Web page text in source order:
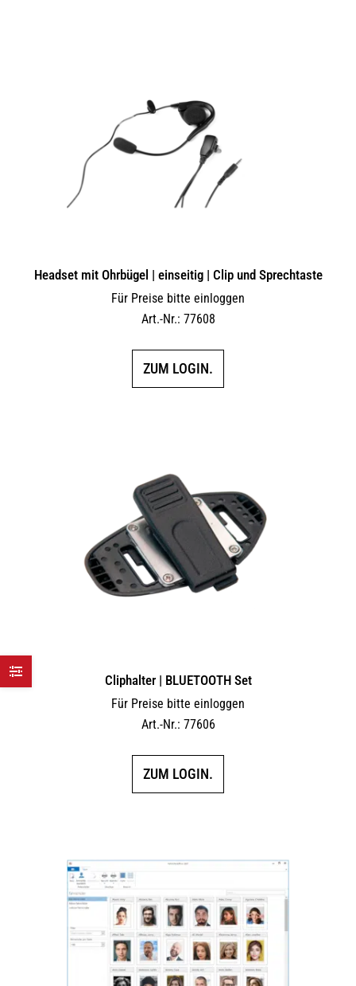
Headset mit Ohrbügel | einseitig | Clip und Sprechtaste
Für Preise bitte einloggen
Art.-Nr.: 77608
ZUM LOGIN.
Cliphalter | BLUETOOTH Set
Für Preise bitte einloggen
Art.-Nr.: 77606
ZUM LOGIN.